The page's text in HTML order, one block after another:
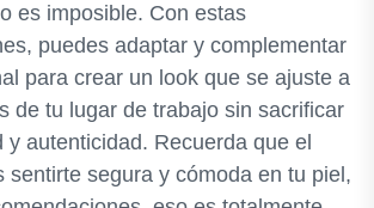
es imposible. Con estas
puedes adaptar y complementar
para crear un look que se ajuste a
de tu lugar de trabajo sin sacrificar
y autenticidad. Recuerda que el
sentirte segura y cómoda en tu piel,